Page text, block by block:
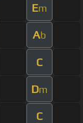
Em
Ab
C
Dm
C